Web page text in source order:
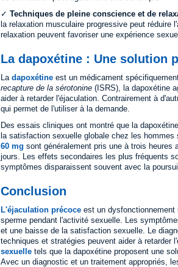
✓ Techniques de pleine conscience et de
la relaxation musculaire progressive peut réduire
relaxation peuvent favoriser une expérience
La dapoxétine : Une solution
La dapoxétine est un médicament
recapture de la sérotonine (ISRS), la dapoxétine
aider à retarder l'éjaculation. Contrairement à
qui permet de l'utiliser à la demande.
Des essais cliniques ont montré que la
la satisfaction sexuelle globale chez les hommes
60 mg sont généralement pris une à trois
jours. Les effets secondaires les plus fréquents
symptômes disparaissent souvent avec la
Conclusion
L'éjaculation précoce est un dysfonctionnement
sperme pendant l'activité sexuelle. Les
et une baisse de la satisfaction sexuelle. Le
techniques et stratégies peuvent aider à retarder
sexuelle tels que la dapoxétine proposent une
Avec un diagnostic et un traitement appropriés,